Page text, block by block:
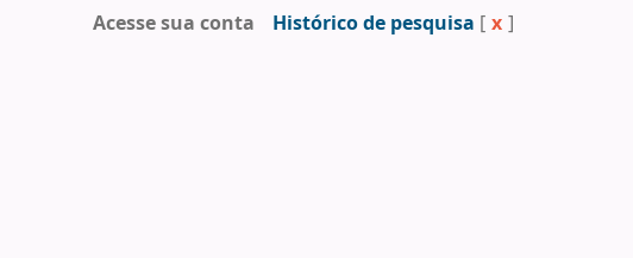
Acesse sua conta Histórico de pesquisa [ x ]